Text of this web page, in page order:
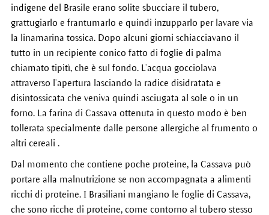
indigene del Brasile erano solite sbucciare il tubero,
grattugiarlo e frantumarlo e quindi inzupparlo per lavare via
la linamarina tossica. Dopo alcuni giorni schiacciavano il
tutto in un recipiente conico fatto di foglie di palma
chiamato tipitì, che è sul fondo. L’acqua gocciolava
attraverso l’apertura lasciando la radice disidratata e
disintossicata che veniva quindi asciugata al sole o in un
forno. La farina di Cassava ottenuta in questo modo è ben
tollerata specialmente dalle persone allergiche al frumento o
altri cereali .
Dal momento che contiene poche proteine, la Cassava può
portare alla malnutrizione se non accompagnata a alimenti
ricchi di proteine. I Brasiliani mangiano le foglie di Cassava,
che sono ricche di proteine, come contorno al tubero stesso